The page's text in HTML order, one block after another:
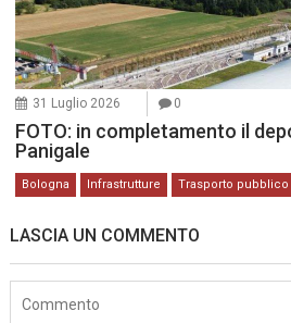
31 Luglio 2026 0
FOTO: in completamento il
Panigale
Bologna Infrastrutture Trasporto pubblico
LASCIA UN COMMENTO